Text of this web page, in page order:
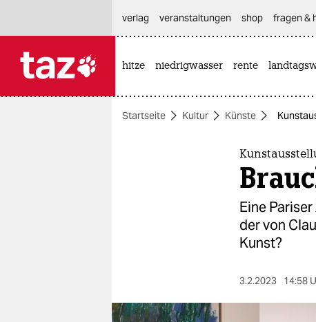
themen
berlin
verlag
veranstaltungen shop fragen &
hitze niedrigwasser rente
Startseite Kultur Künste
Eine
der von
Kunst?
3.2.2023 14:58